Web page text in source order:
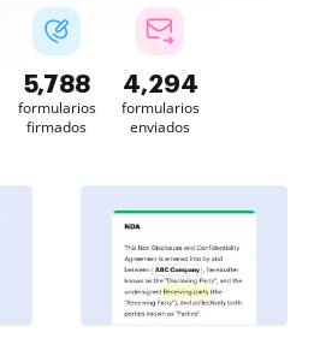
5,788
formularios
firmados
4,294
formularios
enviados